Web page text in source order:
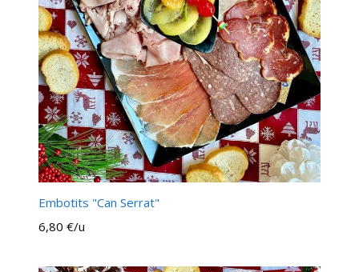
Embotits "Can Serrat"
6,80 €/u